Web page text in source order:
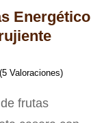
Energético
Valoraciones)
frutas